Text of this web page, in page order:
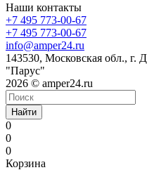
Наши контакты
+7 495 773-00-67
+7 495 773-00-67
info@amper24.ru
143530, Московская обл., г.
"Парус"
2026 © amper24.ru
Найти
0
0
0
Корзина